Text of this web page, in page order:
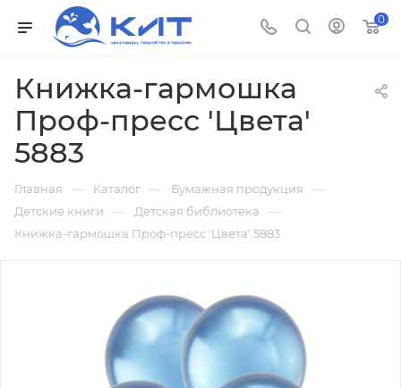
0
Книжка-гармошка
Проф-пресс 'Цвета'
5883
Главная — Каталог — Бумажная продукция —
Детские книги — Детская библиотека —
Книжка-гармошка Проф-пресс 'Цвета' 5883